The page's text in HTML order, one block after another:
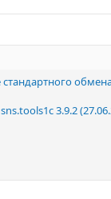
3.9.2